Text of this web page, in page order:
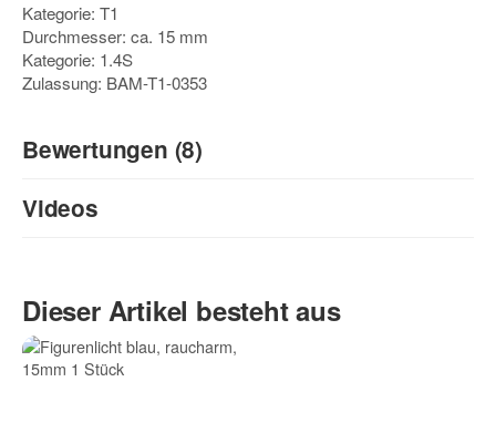
Kategorie: T1
Durchmesser: ca. 15 mm
Kategorie: 1.4S
Zulassung: BAM-T1-0353
Bewertungen (8)
5/5
4 Sterne
3 Sterne
2 Sterne
1 Stern
Videos
Dieser Artikel besteht aus